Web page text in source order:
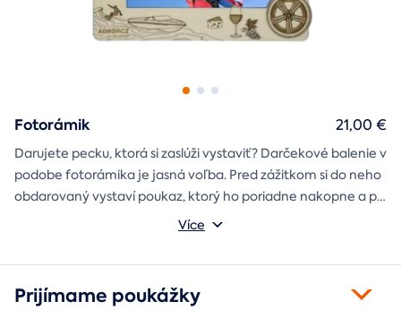
Fotorámik
Darujete pecku, ktorá si zaslúži vystaviť? Darčekové balenie v
podobe fotorámika je jasná voľba. Pred zážitkom si do neho
obdarovaný vystaví poukaz, ktorý ho poriadne nakopne a po
absolvovaní tam poputuje fotka zo zážitku, ktorá pri každom
Môžete vybrať z motívov balónový, tunelový a univerzálny
Více
21,00 €
Prijímame poukážky